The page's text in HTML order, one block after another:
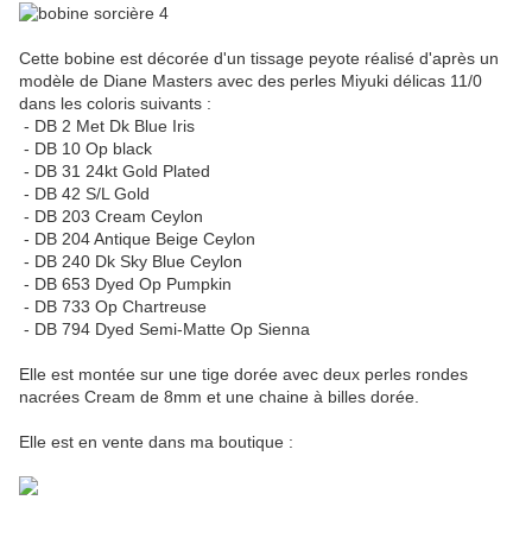
Cette bobine est décorée d'un tissage peyote réalisé d'après un
modèle de Diane Masters avec des perles Miyuki délicas 11/0
dans les coloris suivants :
- DB 2 Met Dk Blue Iris
- DB 10 Op black
- DB 31 24kt Gold Plated
- DB 42 S/L Gold
- DB 203 Cream Ceylon
- DB 204 Antique Beige Ceylon
- DB 240 Dk Sky Blue Ceylon
- DB 653 Dyed Op Pumpkin
- DB 733 Op Chartreuse
- DB 794 Dyed Semi-Matte Op Sienna
Elle est montée sur une tige dorée avec deux perles rondes
nacrées Cream de 8mm et une chaine à billes dorée.
Elle est en vente dans ma boutique :